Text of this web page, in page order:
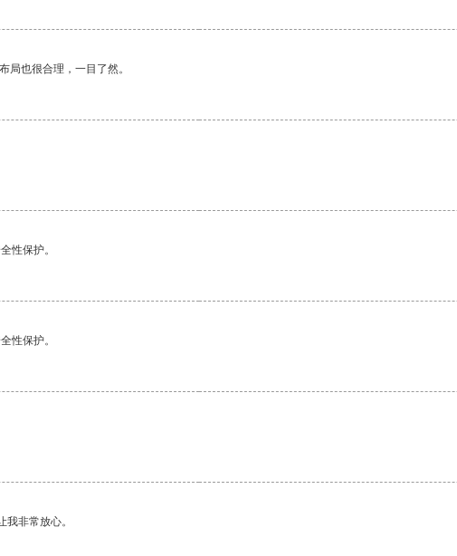
局也很合理，一目了然。
性保护。
性保护。
非常放心。